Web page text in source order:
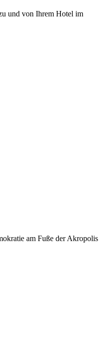
und von Ihrem Hotel im
am Fuße der Akropolis